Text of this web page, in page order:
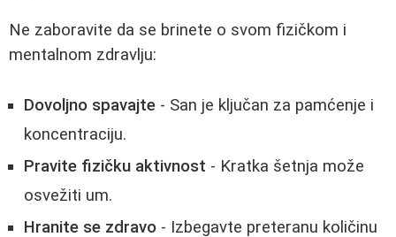
Ne zaboravite da se brinete o svom fizičkom i
mentalnom zdravlju:
Dovoljno spavajte - San je ključan za pamćenje i
koncentraciju.
Pravite fizičku aktivnost - Kratka šetnja može
osvežiti um.
Hranite se zdravo - Izbegavte preteranu količinu